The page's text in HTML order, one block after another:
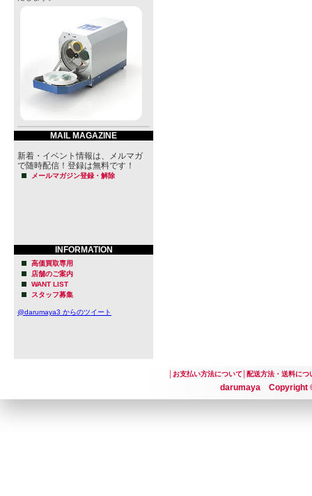
MAIL MAGAZINE
新着・イベント情報は、メルマガ
で随時配信！登録は無料です！
メールマガジン登録・解除
INFORMATION
高価買取専用
店舗のご案内
WANT LIST
スタッフ募集
@darumaya3 からのツイート
お支払い方法について│ 配送方法・送料につ
darumaya Copyright